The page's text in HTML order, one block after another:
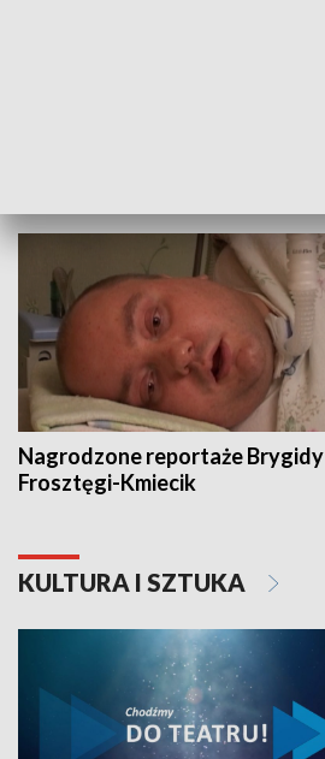
Nagrodzone reportaże Brygidy
Frosztęgi-Kmiecik
KULTURA I SZTUKA